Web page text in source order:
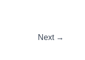
Next →